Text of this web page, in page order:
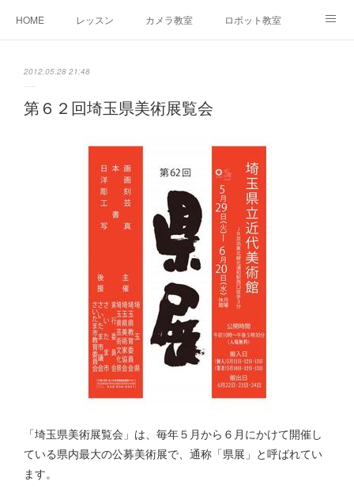
HOME レッスン カメラ教室 ロボット教室
2012.05.28 21:48
第６２回埼玉県美術展覧会
「埼玉県美術展覧会」は、毎年５月から６月にかけて開催し
ている県内最大の公募美術展で、通称「県展」と呼ばれてい
ます。